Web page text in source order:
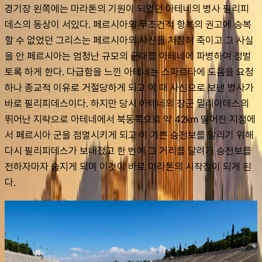
경기장 왼쪽에는 마라톤의 기원이 되었던 아테네의 병사 필리피
데스의 동상이 서있다. 페르시아의 무조건적 항복의 권고에 승복
할 수 없었던 그리스는 페르시아의 사신을 처참히 죽이고 그 사실
을 안 페르시아는 엄청난 규모의 군대를 아테네에 파병하여 정벌
토록 하게 한다. 다급함을 느낀 아테네는 스파르타에 도움을 요청
하나 종교적 이유로 거절당하게 되고 이 때 사신으로 보낸 병사가
바로 필리피데스이다. 하지만 당시 아테네의 장군 밀리아데스의
뛰어난 지략으로 아테네에서 북동쪽으로 약 42km 떨어진 지점에
서 페르시아 군을 점멸시키게 되고 이 기쁜 승전보를 알리기 위해
다시 필리피데스가 보내졌고 한 번에 그 거리를 달려가 승전보를
전하자마자 숨지게 되며 이것이 바로 마라톤의 시작점이 되게 된
다.